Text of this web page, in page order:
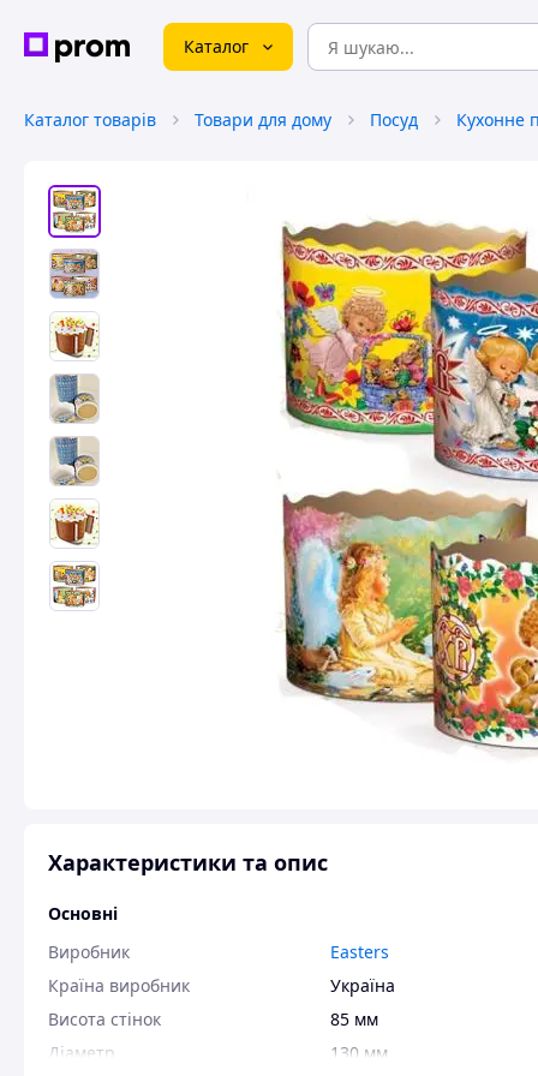
Каталог
Каталог товарів Товари для дому Посуд Кухонне
Характеристики та опис
Основні
Виробник
Easters
Країна виробник
Україна
Висота стінок
85 мм
Діаметр
130 мм